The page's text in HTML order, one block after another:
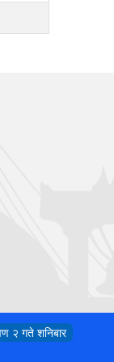
२ गते शनिबार